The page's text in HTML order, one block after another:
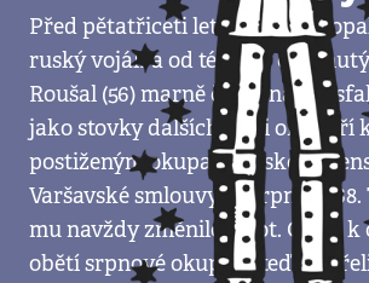
Před pětatřiceti lety jej ze
ruský voják a od té doby
Roušal (56) marně čekal na
jako stovky dalších lidí, i on patří
postiženým okupace
Varšavské smlouvy ze srpna
mu navždy změnilo život. Cestu k
obětí srpnové okupace teď